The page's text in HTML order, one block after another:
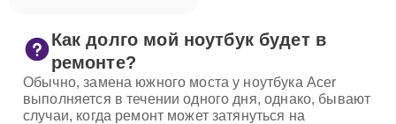
Как долго мой ноутбук будет в
ремонте?
Обычно, замена южного моста у ноутбука Acer
выполняется в течении одного дня, однако, бывают
случаи, когда ремонт может затянуться на